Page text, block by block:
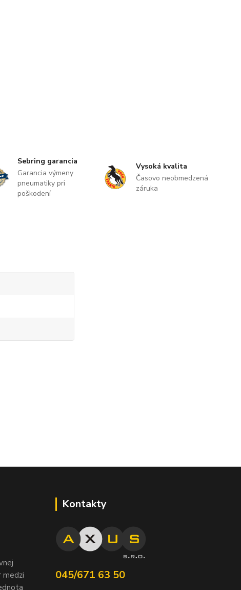
Sebring garancia
Garancia výmeny
pneumatiky pri
poškodení
Vysoká kvalita
Časovo neobmedzená
záruka
Kontakty
045/671 63 50